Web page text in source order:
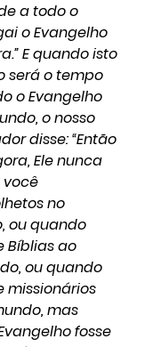
a todo o
o Evangelho
E quando isto
será o tempo
o Evangelho
o nosso
disse: “Então
Ele nunca
você
no
ou quando
Bíblias ao
ou quando
missionários
mas
fosse